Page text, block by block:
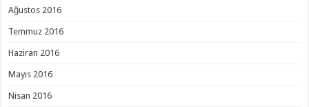
Ağustos 2016
Temmuz 2016
Haziran 2016
Mayıs 2016
Nisan 2016